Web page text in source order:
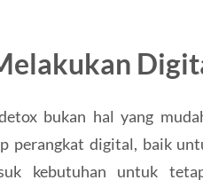
bukan hal yang
perangkat digital, baik
kebutuhan untuk